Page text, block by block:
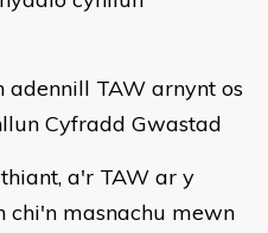
TAW arnynt os
Cyfradd Gwastad
a'r TAW ar y
chi'n masnachu mewn